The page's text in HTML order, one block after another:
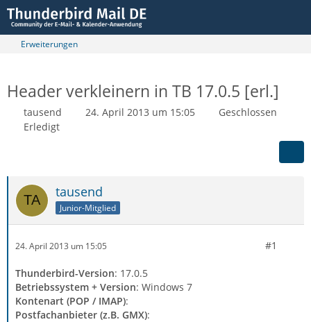
Erweiterungen
Header verkleinern in TB 17.0.5 [erl.]
tausend 24. April 2013 um 15:05
Geschlossen
Erledigt
tausend
Junior-Mitglied
24. April 2013 um 15:05 #1
Thunderbird-Version: 17.0.5
Betriebssystem + Version: Windows 7
Kontenart (POP / IMAP):
Postfachanbieter (z.B. GMX):